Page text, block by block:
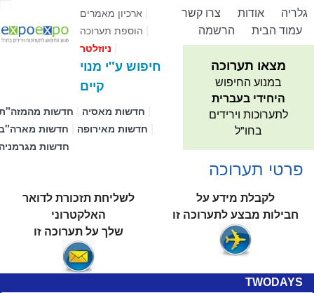
ארכיון מאמרים|
הוספת תערוכה
ניוזלטר
חיפוש ע"י מנוי
קיים
חדשות חדשות מאסיה
חדשות חדשות מאירופה
חדשות
צרו קשר אודות
גלריה
הרשמה
עמוד הבית
מצאו תערוכה
במנוע החיפוש
היחידי בעברית
לתערוכות וירידים
בחו"ל
פרטי תערוכה
לשליחת תזכורת לדואר
האלקטרוני
שלך על תערוכה זו
לקבלת מידע על
חבילות מבצע לתערוכה זו
TWODAYS